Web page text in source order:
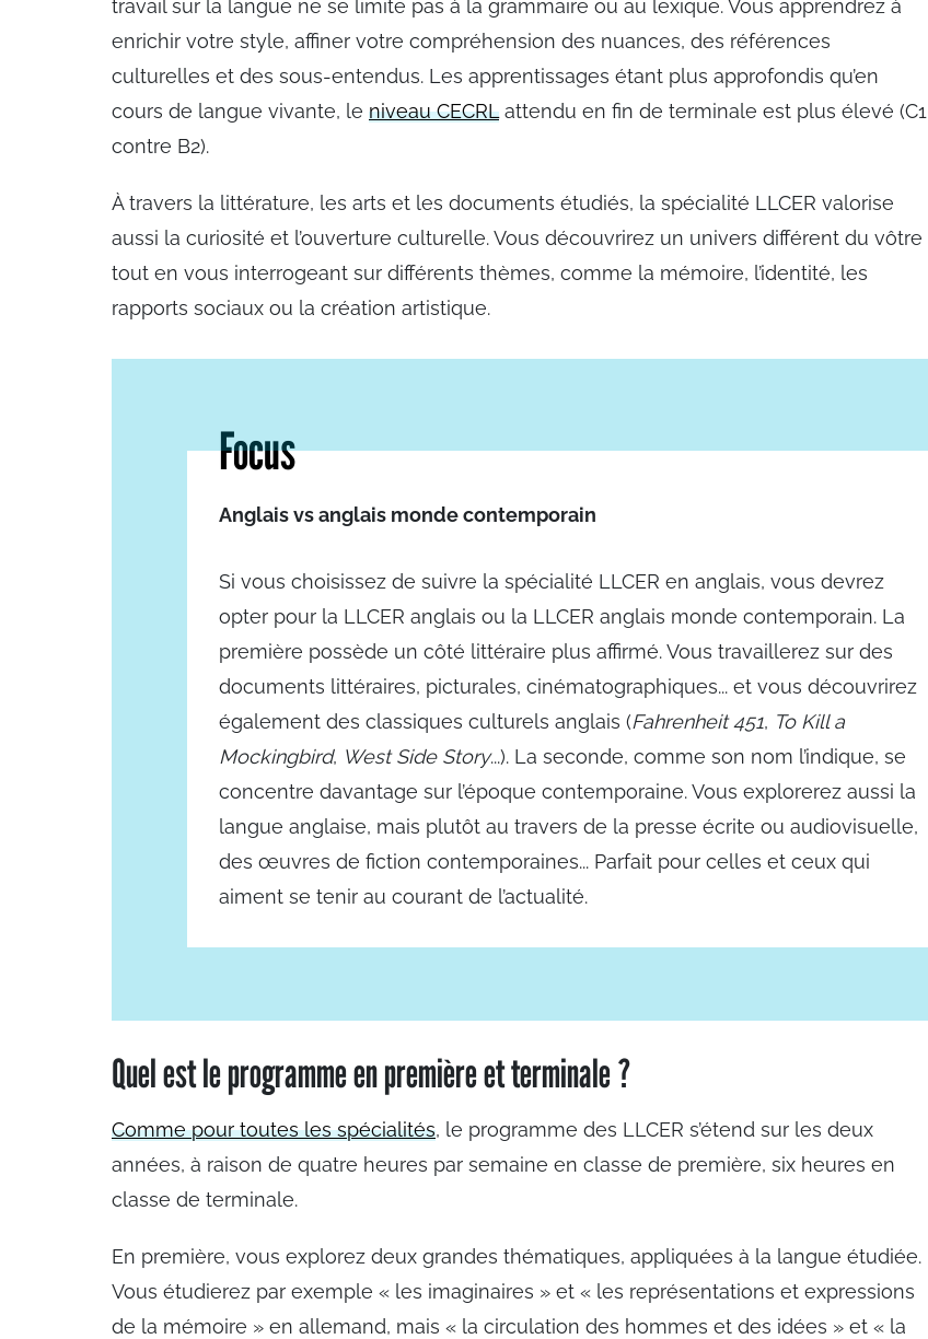
travail sur la langue ne se limite pas à la grammaire ou au lexique. Vous apprendrez à
enrichir votre style, affiner votre compréhension des nuances, des références
culturelles et des sous-entendus. Les apprentissages étant plus approfondis qu’en
cours de langue vivante, le niveau CECRL attendu en fin de terminale est plus élevé (C1
contre B2).
À travers la littérature, les arts et les documents étudiés, la spécialité LLCER valorise
aussi la curiosité et l’ouverture culturelle. Vous découvrirez un univers différent du vôtre
tout en vous interrogeant sur différents thèmes, comme la mémoire, l’identité, les
rapports sociaux ou la création artistique.
Focus
Anglais vs anglais monde contemporain
Si vous choisissez de suivre la spécialité LLCER en anglais, vous devrez
opter pour la LLCER anglais ou la LLCER anglais monde contemporain. La
première possède un côté littéraire plus affirmé. Vous travaillerez sur des
documents littéraires, picturales, cinématographiques... et vous découvrirez
également des classiques culturels anglais (Fahrenheit 451, To Kill a
Mockingbird, West Side Story...). La seconde, comme son nom l’indique, se
concentre davantage sur l’époque contemporaine. Vous explorerez aussi la
langue anglaise, mais plutôt au travers de la presse écrite ou audiovisuelle,
des œuvres de fiction contemporaines... Parfait pour celles et ceux qui
aiment se tenir au courant de l’actualité.
Quel est le programme en première et terminale ?
Comme pour toutes les spécialités, le programme des LLCER s’étend sur les deux
années, à raison de quatre heures par semaine en classe de première, six heures en
classe de terminale.
En première, vous explorez deux grandes thématiques, appliquées à la langue étudiée.
Vous étudierez par exemple « les imaginaires » et « les représentations et expressions
de la mémoire » en allemand, mais « la circulation des hommes et des idées » et « la